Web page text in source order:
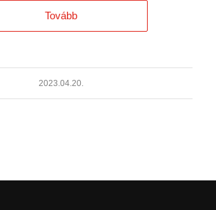
Tovább
2023.04.20.